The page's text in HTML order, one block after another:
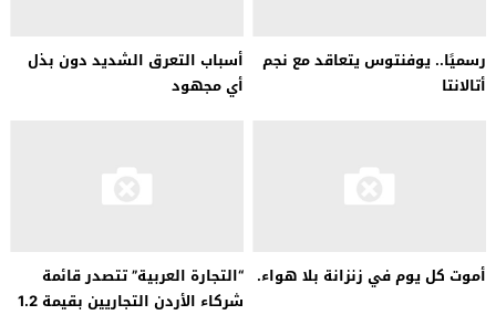
رسميًا.. يوفنتوس يتعاقد مع نجم
أتالانتا
أسباب التعرق الشديد دون بذل
أي مجهود
أموت كل يوم في زنزانة بلا هواء. “التجارة العربية” تتصدر قائمة
شركاء الأردن التجاريين بقيمة 1.2